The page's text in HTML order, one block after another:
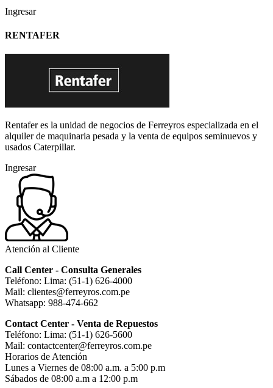
Ingresar
RENTAFER
Rentafer es la unidad de negocios de Ferreyros especializada en el
alquiler de maquinaria pesada y la venta de equipos seminuevos y
usados Caterpillar.
Ingresar
Atención al Cliente
Call Center - Consulta Generales
Teléfono: Lima: (51-1) 626-4000
Mail: clientes@ferreyros.com.pe
Whatsapp: 988-474-662
Contact Center - Venta de Repuestos
Teléfono: Lima: (51-1) 626-5600
Mail: contactcenter@ferreyros.com.pe
Horarios de Atención
Lunes a Viernes de 08:00 a.m. a 5:00 p.m
Sábados de 08:00 a.m a 12:00 p.m